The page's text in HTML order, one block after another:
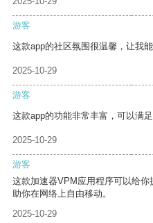
游客
这款app的社区氛围很温馨，让我
2025-10-29
游客
这款app的功能非常丰富，可以满
2025-10-29
游客
这款加速器VPM应用程序可以给
助你在网络上自由移动。
2025-10-29